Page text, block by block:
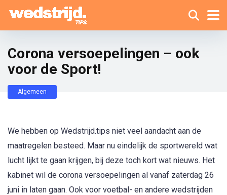
Corona versoepelingen – ook
voor de Sport!
Algemeen
We hebben op Wedstrijd.tips niet veel aandacht aan de
maatregelen besteed. Maar nu eindelijk de sportwereld wat
lucht lijkt te gaan krijgen, bij deze toch kort wat nieuws. Het
kabinet wil de corona versoepelingen al vanaf zaterdag 26
juni in laten gaan. Ook voor voetbal- en andere wedstrijden